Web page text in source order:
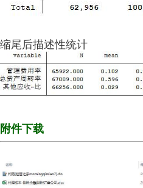
缩尾后描述性统计
附件下载